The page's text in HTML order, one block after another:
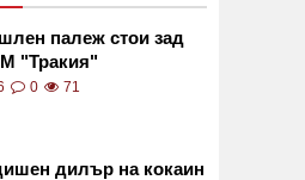
палеж стои зад
"Тракия"
0 71
дилър на кокаин